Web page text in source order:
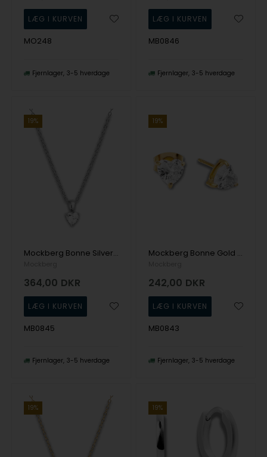
MO248
Fjernlager 3-5 hverdage
MB0846
Fjernlager 3-5 hverdage
19%
Mockberg Bonne Silver Necklace White Halskæde
364,00 DKR
MB0845
Fjernlager 3-5 hverdage
19%
Mockberg Bonne Gold Studs White Ørering
242,00 DKR
MB0843
Fjernlager 3-5 hverdage
19% 19%